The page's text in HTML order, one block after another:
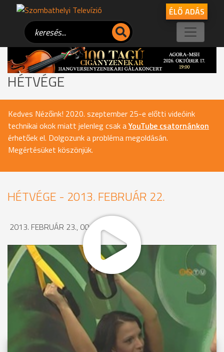
ÉLŐ ADÁS
HÉTVÉGE
Kedves Nézőink! 2020. szeptember 25-e előtti videóink
technikai okok miatt jelenleg csak aYouTube csatornánkon
érhetőek el. Dolgozunk a probléma megoldásán.
Megértésüket köszönjük.
HÉTVÉGE - 2013. FEBRUÁR 22.
2013. FEBRUÁR 23., 00:17
MEGOSZTÁS